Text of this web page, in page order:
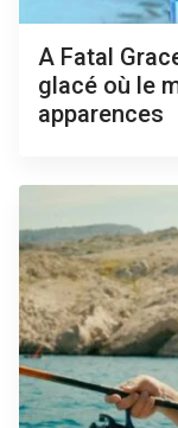
A Fatal
glacé où le
apparences